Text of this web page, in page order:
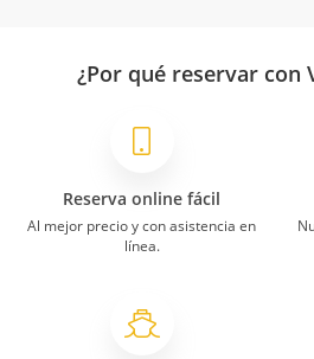
¿Por qué reservar con
Reserva online fácil
Al mejor precio y con asistencia en
línea.